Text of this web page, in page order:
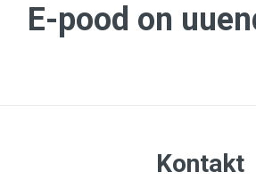
E-pood on
Kontakt